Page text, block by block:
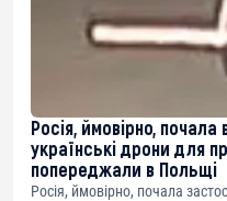
Росія, ймовірно,
українські дрони для
попереджали в Польщі
Росія, ймовірно, почала